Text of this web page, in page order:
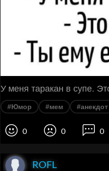
У меня таракан в супе.
#Юмор #мем #анекдот
0 0 0
ROFL